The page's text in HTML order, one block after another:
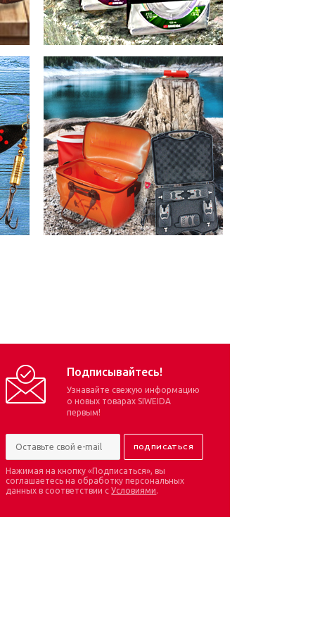
Подписывайтесь!
Узнавайте свежую информацию
о новых товарах SIWEIDA
первым!
Нажимая на кнопку «Подписаться», вы
соглашаетесь на обработку персональных
данных в соответствии сУсловиями.